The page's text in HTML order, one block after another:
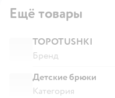
Ещё товары
TOPOTUSHKI
Бренд
Детские брюки
Категория